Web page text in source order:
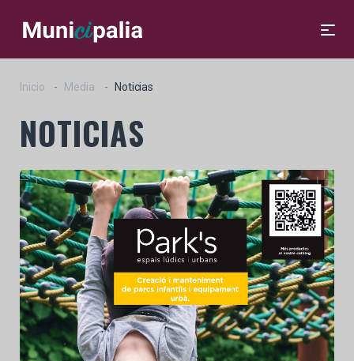
Inicio Media Noticias
NOTICIAS